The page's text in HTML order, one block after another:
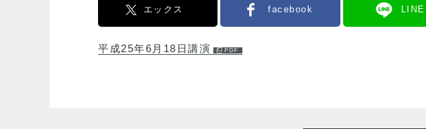
エックス facebook LINE
平成25年6月18日講演